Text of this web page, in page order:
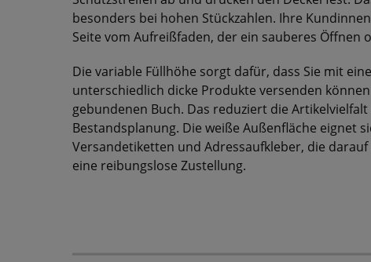
besonders bei hohen Stückzahlen. Ihre
Seite vom Aufreißfaden, der ein sauberes Öffnen
Die variable Füllhöhe sorgt dafür, dass Sie mit
unterschiedlich dicke Produkte versenden
gebundenen Buch. Das reduziert die
Bestandsplanung. Die weiße Außenfläche eignet
Versandetiketten und Adressaufkleber, die
eine reibungslose Zustellung.